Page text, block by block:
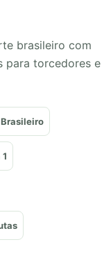
brasileiro com
para torcedores e